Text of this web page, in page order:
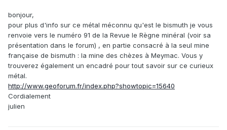
bonjour,
pour plus d'info sur ce métal méconnu qu'est le bismuth je vous
renvoie vers le numéro 91 de la Revue le Règne minéral (voir sa
présentation dans le forum) , en partie consacré à la seul mine
française de bismuth : la mine des chèzes à Meymac. Vous y
trouverez également un encadré pour tout savoir sur ce curieux
métal.
http://www.geoforum.fr/index.php?showtopic=15640
Cordialement
julien